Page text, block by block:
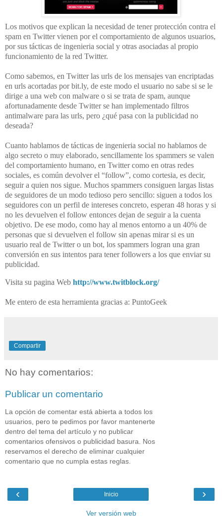
Los motivos que explican la necesidad de tener protección contra el
spam en Twitter vienen por el comportamiento de algunos usuarios,
por sus tácticas de ingenieria social y otras asociadas al propio
funcionamiento de la red Twitter.
Como sabemos, en Twitter las urls de los mensajes van encriptadas
en urls acortadas por bit.ly, de este modo el usuario no sabe si se le
dirige a una web con malware o si se trata de spam, aunque
afortunadamente desde Twitter se han implementado filtros
antimalware para las urls, pero ¿qué pasa con la publicidad no
deseada?
Cuanto hablamos de tácticas de ingenieria social no hablamos de
algo secreto o muy elaborado, sencillamente los spammers se valen
del comportamiento humano, en Twitter como en otras redes
sociales, es común devolver el “follow”, como cortesia, es decir,
seguir a quien nos sigue. Muchos spammers consiguen largas listas
de seguidores de un modo tedioso pero sencillo: siguen a todos los
seguidores con un perfil de intereses concreto, esperan 48 horas y si
no les devuelven el follow entonces dejan de seguir a la cuenta
objetivo. De ese modo, como hay al menos entorno a un 40% de
personas que si devuelven el follow sin apenas mirar si es un
usuario real de Twitter o un bot, los spammers logran una gran
conversión en sus intentos para tener followers a los que enviar su
publicidad.
Visita su pagina Web http://www.twitblock.org/
Me entero de esta herramienta gracias a: PuntoGeek
Compartir
No hay comentarios:
Publicar un comentario
La opción de comentar está abierta a todos los
usuarios, pero te pedimos por favor mantenerte
dentro del tema del artículo y no publicar
comentarios ofensivos o publicidad basura. Nos
reservamos el derecho de eliminar cualquier
comentario que no cumpla estas reglas.
‹ ›
Inicio
Ver versión web